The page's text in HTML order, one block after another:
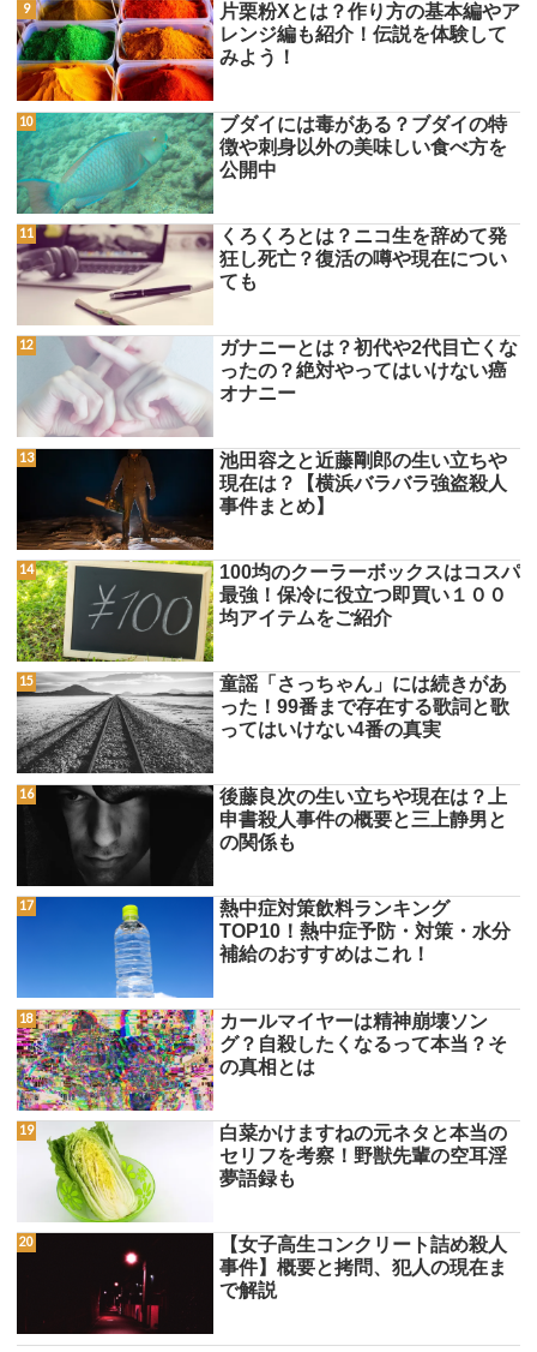
片栗粉Xとは？作り方の基本編やア
レンジ編も紹介！伝説を体験して
みよう！
ブダイには毒がある？ブダイの特
徴や刺身以外の美味しい食べ方を
公開中
くろくろとは？ニコ生を辞めて発
狂し死亡？復活の噂や現在につい
ても
ガナニーとは？初代や2代目亡くな
ったの？絶対やってはいけない癌
オナニー
池田容之と近藤剛郎の生い立ちや
現在は？【横浜バラバラ強盗殺人
事件まとめ】
100均のクーラーボックスはコスパ
最強！保冷に役立つ即買い１００
均アイテムをご紹介
童謡「さっちゃん」には続きがあ
った！99番まで存在する歌詞と歌
ってはいけない4番の真実
後藤良次の生い立ちや現在は？上
申書殺人事件の概要と三上静男と
の関係も
熱中症対策飲料ランキング
TOP10！熱中症予防・対策・水分
補給のおすすめはこれ！
カールマイヤーは精神崩壊ソン
グ？自殺したくなるって本当？そ
の真相とは
白菜かけますねの元ネタと本当の
セリフを考察！野獣先輩の空耳淫
夢語録も
【女子高生コンクリート詰め殺人
事件】概要と拷問、犯人の現在ま
で解説